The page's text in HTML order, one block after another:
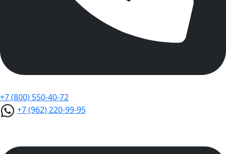
+7 (800) 550-40-72
+7 (962) 220-99-95